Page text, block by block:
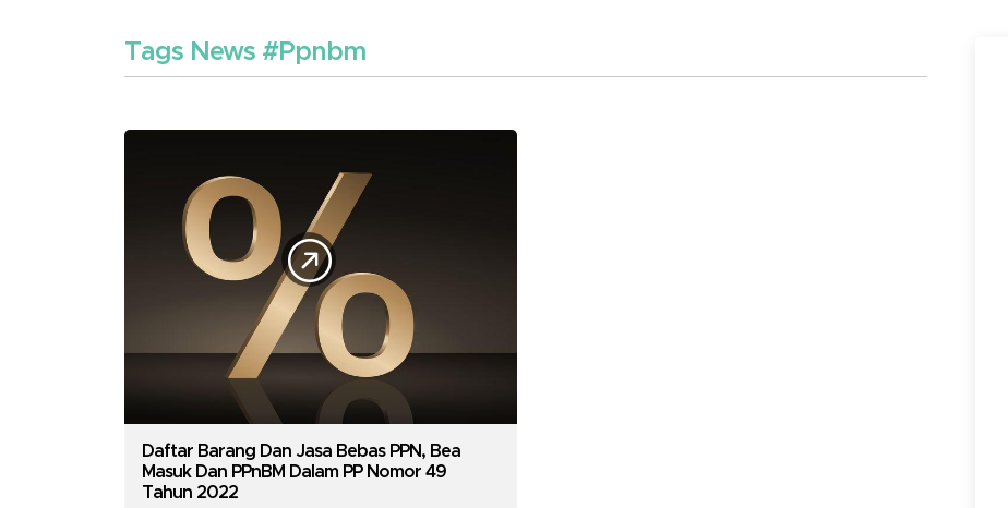
Tags News #Ppnbm
Daftar Barang Dan Jasa Bebas PPN, Bea
Masuk Dan PPnBM Dalam PP Nomor 49
Tahun 2022